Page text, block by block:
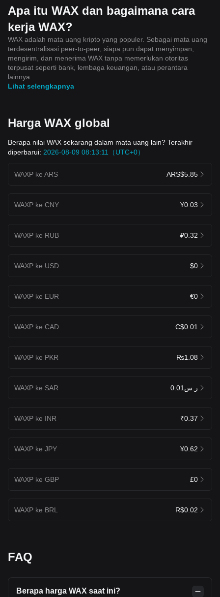
Apa itu WAX dan bagaimana cara
kerja WAX?
WAX adalah mata uang kripto yang populer. Sebagai mata uang
terdesentralisasi peer-to-peer, siapa pun dapat menyimpan,
mengirim, dan menerima WAX tanpa memerlukan otoritas
terpusat seperti bank, lembaga keuangan, atau perantara
lainnya.
Lihat selengkapnya
Harga WAX global
Berapa nilai WAX sekarang dalam mata uang lain? Terakhir
diperbarui: 2026-08-09 08:13:11（UTC+0）
WAXP ke ARS ARS$5.85
WAXP ke CNY ¥0.03
WAXP ke RUB ₽0.32
WAXP ke USD $0
WAXP ke EUR €0
WAXP ke CAD C$0.01
WAXP ke PKR ₨1.08
WAXP ke SAR ر.س0.01
WAXP ke INR ₹0.37
WAXP ke JPY ¥0.62
WAXP ke GBP £0
WAXP ke BRL R$0.02
FAQ
Berapa harga WAX saat ini?